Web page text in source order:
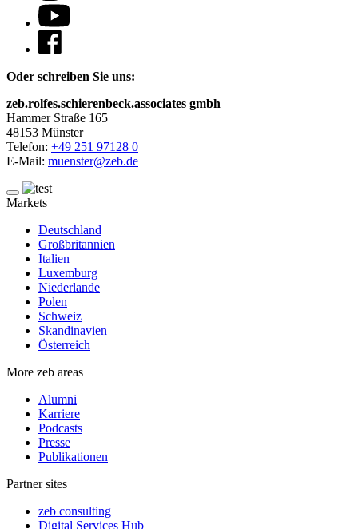
Oder schreiben Sie uns:
zeb.rolfes.schierenbeck.associates gmbh
Hammer Straße 165
48153 Münster
Telefon: +49 251 97128 0
E-Mail: muenster@zeb.de
Markets
Deutschland
Großbritannien
Italien
Luxemburg
Niederlande
Polen
Schweiz
Skandinavien
Österreich
More zeb areas
Alumni
Karriere
Podcasts
Presse
Publikationen
Partner sites
zeb consulting
Digital Services Hub